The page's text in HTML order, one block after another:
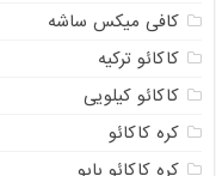
کافی میکس ساشه
کاکائو ترکیه
کاکائو کیلویی
کره کاکائو
کره کاکائو بابو